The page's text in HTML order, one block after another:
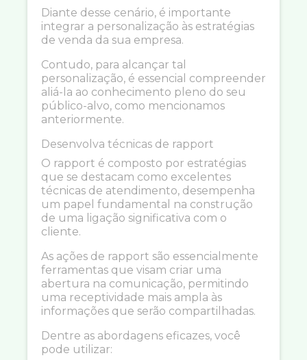
Diante desse cenário, é importante
integrar a personalização às estratégias
de venda da sua empresa.
Contudo, para alcançar tal
personalização, é essencial compreender
aliá-la ao conhecimento pleno do seu
público-alvo, como mencionamos
anteriormente.
Desenvolva técnicas de rapport
O rapport é composto por estratégias
que se destacam como excelentes
técnicas de atendimento, desempenha
um papel fundamental na construção
de uma ligação significativa com o
cliente.
As ações de rapport são essencialmente
ferramentas que visam criar uma
abertura na comunicação, permitindo
uma receptividade mais ampla às
informações que serão compartilhadas.
Dentre as abordagens eficazes, você
pode utilizar: